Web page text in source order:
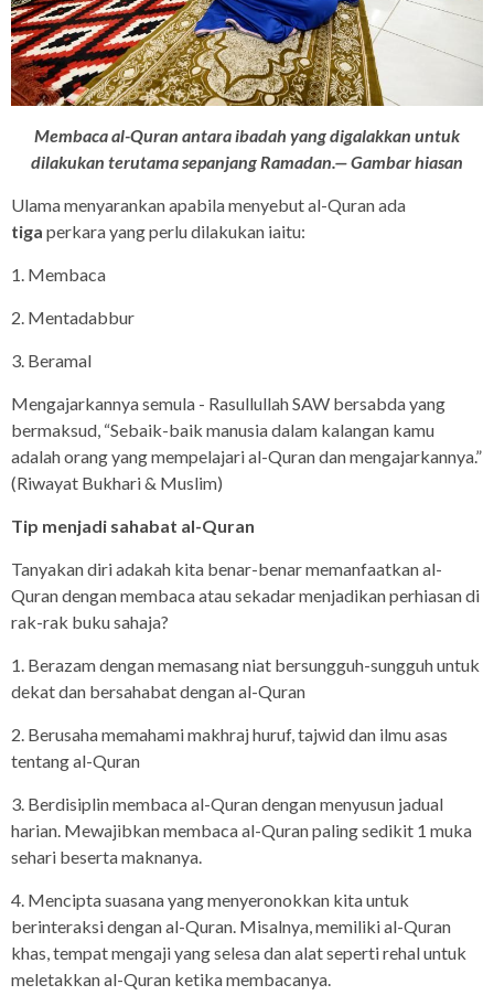
Membaca al-Quran antara ibadah yang digalakkan untuk
dilakukan terutama sepanjang Ramadan.— Gambar hiasan
Ulama menyarankan apabila menyebut al-Quran ada
tiga perkara yang perlu dilakukan iaitu:
1. Membaca
2. Mentadabbur
3. Beramal
Mengajarkannya semula - Rasullullah SAW bersabda yang
bermaksud, “Sebaik-baik manusia dalam kalangan kamu
adalah orang yang mempelajari al-Quran dan mengajarkannya.”
(Riwayat Bukhari & Muslim)
Tip menjadi sahabat al-Quran
Tanyakan diri adakah kita benar-benar memanfaatkan al-
Quran dengan membaca atau sekadar menjadikan perhiasan di
rak-rak buku sahaja?
1. Berazam dengan memasang niat bersungguh-sungguh untuk
dekat dan bersahabat dengan al-Quran
2. Berusaha memahami makhraj huruf, tajwid dan ilmu asas
tentang al-Quran
3. Berdisiplin membaca al-Quran dengan menyusun jadual
harian. Mewajibkan membaca al-Quran paling sedikit 1 muka
sehari beserta maknanya.
4. Mencipta suasana yang menyeronokkan kita untuk
berinteraksi dengan al-Quran. Misalnya, memiliki al-Quran
khas, tempat mengaji yang selesa dan alat seperti rehal untuk
meletakkan al-Quran ketika membacanya.